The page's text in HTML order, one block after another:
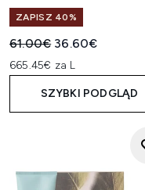
ZAPISZ 40%
Sugerowana cena
61.00€ Aktualna cena:
36.60€
665.45€ za L
SZYBKI PODGLĄD